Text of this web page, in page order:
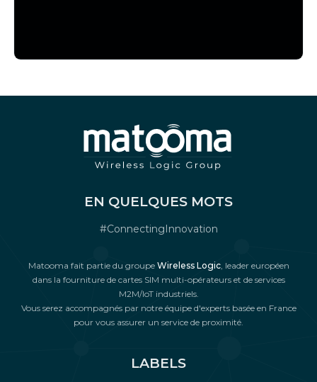
EN QUELQUES MOTS
#ConnectingInnovation
Matooma fait partie du groupe Wireless Logic, leader européen
dans la fourniture de cartes SIM multi-opérateurs et de services
M2M/IoT industriels.
Vous serez accompagnés par notre équipe d'experts basée en France
pour vous assurer un service de proximité.
LABELS